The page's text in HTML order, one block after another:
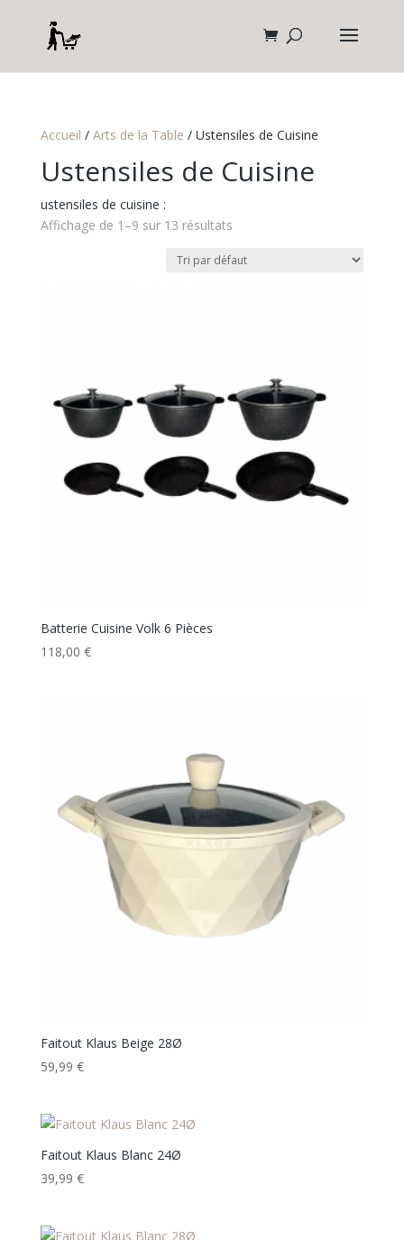
Accueil / Arts de la Table / Ustensiles de Cuisine
Ustensiles de Cuisine
ustensiles de cuisine :
Affichage de 1–9 sur 13 résultats
Batterie Cuisine Volk 6 Pièces
118,00 €
Faitout Klaus Beige 28Ø
59,99 €
Faitout Klaus Blanc 24Ø
39,99 €